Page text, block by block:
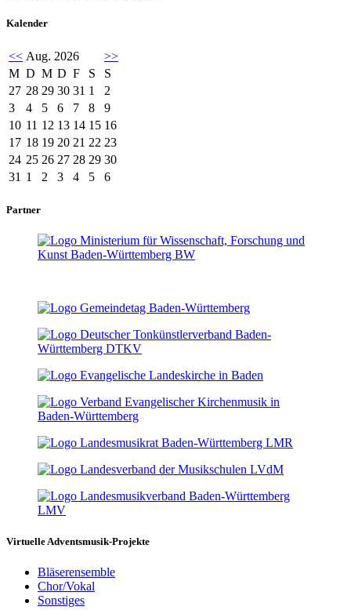
Kalender
<< Aug. 2026
>>
M D M D F S
S
27 28 29 30 31 1
2
3
4 5 6 7 8
9
10 11 12 13 14 15 16
17 18 19 20 21 22 23
24 25 26 27 28 29 30
31 1 2 3 4 5 6
Partner
Virtuelle Adventsmusik-Projekte
Bläserensemble
Chor/Vokal
Sonstiges